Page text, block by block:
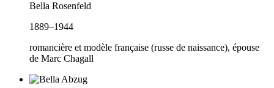
Bella Rosenfeld
1889–1944
romancière et modèle française (russe de naissance), épouse
de Marc Chagall